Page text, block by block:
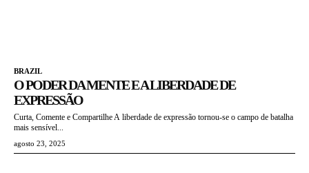
BRAZIL
O PODER DA MENTE E A LIBERDADE DE
EXPRESSÃO
Curta, Comente e Compartilhe A liberdade de expressão tornou-se o campo de batalha
mais sensível...
agosto 23, 2025